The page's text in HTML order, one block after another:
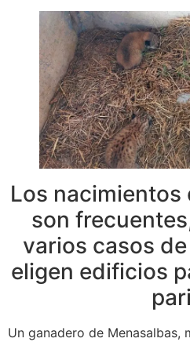
Los nacimientos
son
varios casos
eligen edificios
Un ganadero de Menasalbas,